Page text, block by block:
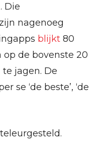
Die
nagenoeg
blijkt 80
de bovenste 20
jagen. De
se ‘de beste’, ‘de